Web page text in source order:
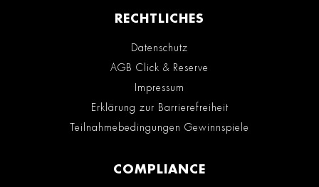
RECHTLICHES
Datenschutz
AGB Click & Reserve
Impressum
Erklärung zur Barrierefreiheit
Teilnahmebedingungen Gewinnspiele
COMPLIANCE